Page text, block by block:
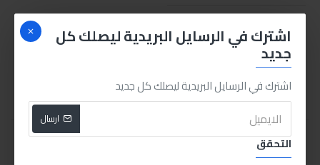
اشترك في الرسايل البريدية ليصلك كل
جديد
اشترك في الرسايل البريدية ليصلك كل جديد
ارسال
التحقق
باتا بنز برشام
120.00LE
اشتري الان
You have reached the end of the list.